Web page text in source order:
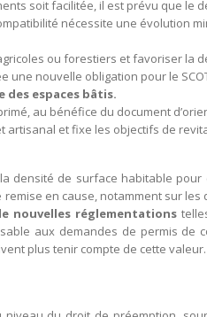
soit facilitée, il est prévu que le
nécessite une évolution
ou forestiers et favoriser la
une nouvelle obligation pour le
espaces bâtis.
au bénéfice du document
artisanal et fixe les objectifs de
densité de surface habitable
remise en cause, notamment sur
nouvelles réglementations
aux demandes de permis de
plus tenir compte de cette valeur.